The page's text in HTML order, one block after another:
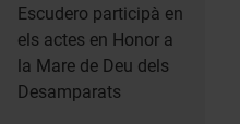
Escudero participà en
els actes en Honor a
la Mare de Deu dels
Desamparats